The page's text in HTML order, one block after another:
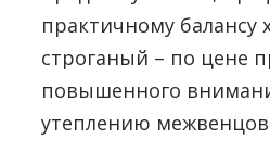
практичному балансу
строганый – по цене
повышенного
утеплению